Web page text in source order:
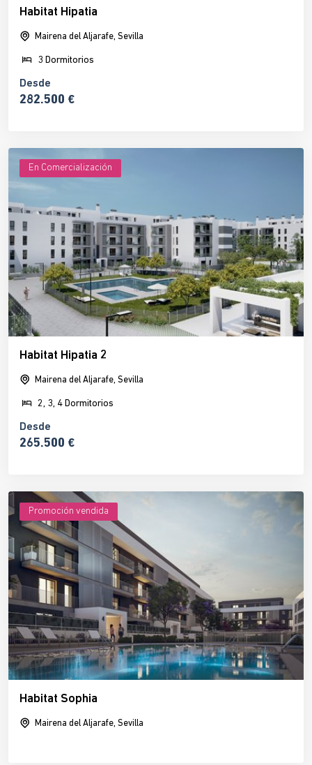
Habitat Hipatia
Mairena del Aljarafe, Sevilla
3 Dormitorios
Desde
282.500 €
En Comercialización
Habitat Hipatia 2
Mairena del Aljarafe, Sevilla
2, 3, 4 Dormitorios
Desde
265.500 €
Promoción vendida
Habitat Sophia
Mairena del Aljarafe, Sevilla